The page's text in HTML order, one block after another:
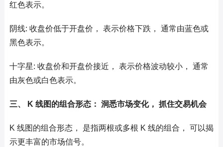
红色表示。
阴线: 收盘价低于开盘价， 表示价格下跌， 通常由蓝色或
黑色表示。
十字星: 收盘价和开盘价接近， 表示价格波动较小， 通常
由灰色或白色表示。
三、 K 线图的组合形态： 洞悉市场变化， 抓住交易机会
K 线图的组合形态， 是指两根或多根 K 线的组合， 可以揭
示更丰富的市场信号。